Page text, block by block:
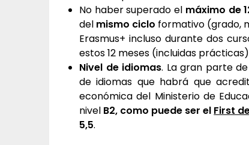
No haber superado el máximo de
del mismo ciclo formativo (grado,
Erasmus+ incluso durante dos
estos 12 meses (incluidas
Nivel de idiomas. La gran parte
de idiomas que habrá que
económica del Ministerio de
nivel B2, como puede ser el First
5,5.